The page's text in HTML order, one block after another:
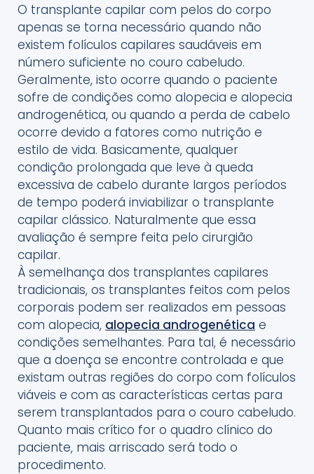
O transplante capilar com pelos do corpo
apenas se torna necessário quando não
existem folículos capilares saudáveis em
número suficiente no couro cabeludo.
Geralmente, isto ocorre quando o paciente
sofre de condições como alopecia e alopecia
androgenética, ou quando a perda de cabelo
ocorre devido a fatores como nutrição e
estilo de vida. Basicamente, qualquer
condição prolongada que leve à queda
excessiva de cabelo durante largos períodos
de tempo poderá inviabilizar o transplante
capilar clássico. Naturalmente que essa
avaliação é sempre feita pelo cirurgião
capilar.
À semelhança dos transplantes capilares
tradicionais, os transplantes feitos com pelos
corporais podem ser realizados em pessoas
com alopecia, alopecia androgenética e
condições semelhantes. Para tal, é necessário
que a doença se encontre controlada e que
existam outras regiões do corpo com folículos
viáveis e com as características certas para
serem transplantados para o couro cabeludo.
Quanto mais crítico for o quadro clínico do
paciente, mais arriscado será todo o
procedimento.